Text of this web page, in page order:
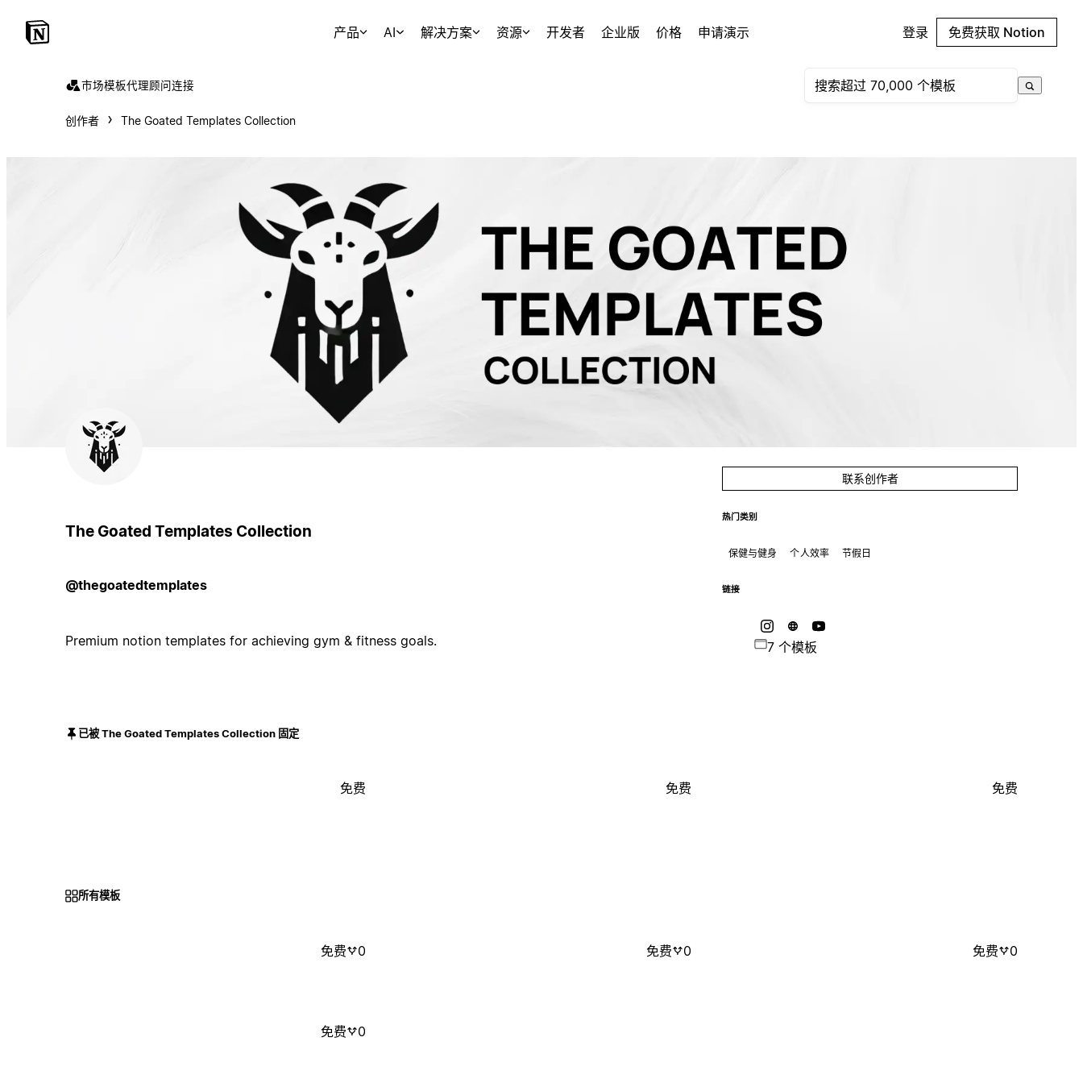
产品 AI 解决方案 资源 开发者 企业版 价格 申请演示 登录 免费获取 Notion
市场模板代理顾问连接
创作者 The Goated Templates Collection
The Goated Templates Collection
@thegoatedtemplates
Premium notion templates for achieving gym & fitness goals.
联系创作者
热门类别
保健与健身 个人效率 节假日
链接
7 个模板
已被 The Goated Templates Collection 固定
免费 免费 免费
所有模板
免费 0 免费 0 免费 0
免费 0